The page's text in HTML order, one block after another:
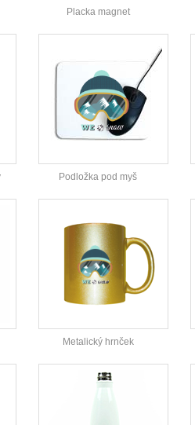
Placka magnet
Podložka pod myš
Metalický hrnček